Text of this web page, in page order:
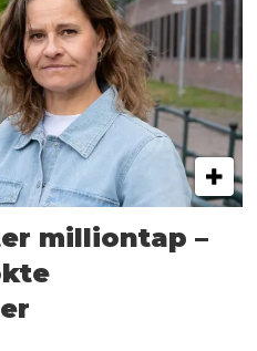
milliontap –